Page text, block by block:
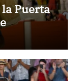
Puerta